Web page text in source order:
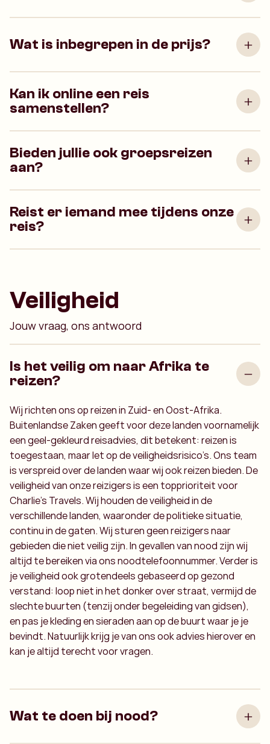
Wat is inbegrepen in de prijs?
Kan ik online een reis
samenstellen?
Bieden jullie ook groepsreizen
aan?
Reist er iemand mee tijdens onze
reis?
Veiligheid
Jouw vraag, ons antwoord
Is het veilig om naar Afrika te
reizen?
Wij richten ons op reizen in Zuid- en Oost-Afrika.
Buitenlandse Zaken geeft voor deze landen voornamelijk
een geel-gekleurd reisadvies, dit betekent: reizen is
toegestaan, maar let op de veiligheidsrisico’s. Ons team
is verspreid over de landen waar wij ook reizen bieden. De
veiligheid van onze reizigers is een topprioriteit voor
Charlie’s Travels. Wij houden de veiligheid in de
verschillende landen, waaronder de politieke situatie,
continu in de gaten. Wij sturen geen reizigers naar
gebieden die niet veilig zijn. In gevallen van nood zijn wij
altijd te bereiken via ons noodtelefoonnummer. Verder is
je veiligheid ook grotendeels gebaseerd op gezond
verstand: loop niet in het donker over straat, vermijd de
slechte buurten (tenzij onder begeleiding van gidsen),
en pas je kleding en sieraden aan op de buurt waar je je
bevindt. Natuurlijk krijg je van ons ook advies hierover en
kan je altijd terecht voor vragen.
Wat te doen bij nood?